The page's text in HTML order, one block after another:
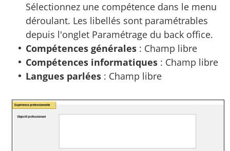
Sélectionnez une compétence dans le menu
déroulant. Les libellés sont paramétrables
depuis l'onglet Paramétrage du back office.
Compétences générales : Champ libre
Compétences informatiques : Champ libre
Langues parlées : Champ libre